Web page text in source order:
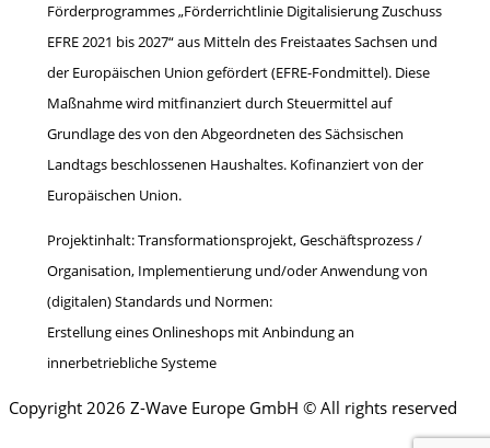
Förderprogrammes „Förderrichtlinie Digitalisierung Zuschuss
EFRE 2021 bis 2027“ aus Mitteln des Freistaates Sachsen und
der Europäischen Union gefördert (EFRE-Fondmittel). Diese
Maßnahme wird mitfinanziert durch Steuermittel auf
Grundlage des von den Abgeordneten des Sächsischen
Landtags beschlossenen Haushaltes. Kofinanziert von der
Europäischen Union.
Projektinhalt: Transformationsprojekt, Geschäftsprozess /
Organisation, Implementierung und/oder Anwendung von
(digitalen) Standards und Normen:
Erstellung eines Onlineshops mit Anbindung an
innerbetriebliche Systeme
Copyright 2026 Z-Wave Europe GmbH © All rights reserved